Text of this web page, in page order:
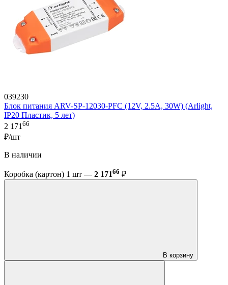
039230
Блок питания ARV-SP-12030-PFC (12V, 2.5A, 30W) (Arlight,
IP20 Пластик, 5 лет)
2 171 66
₽/шт
В наличии
Коробка (картон) 1 шт — 2 17166 ₽
В корзину